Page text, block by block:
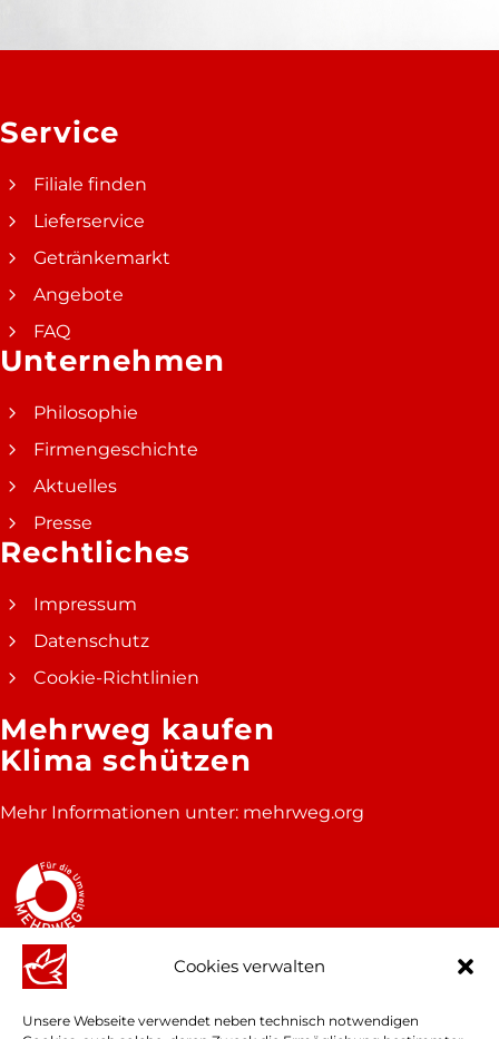
Cookies verwalten
Unsere Webseite verwendet neben technisch notwendigen
Service
Filiale finden
Lieferservice
Getränkemarkt
Angebote
FAQ
Unternehmen
Philosophie
Firmengeschichte
Aktuelles
Presse
Rechtliches
Impressum
Datenschutz
Cookie-Richtlinien
Mehrweg kaufen
Klima schützen
Mehr Informationen unter: mehrweg.org